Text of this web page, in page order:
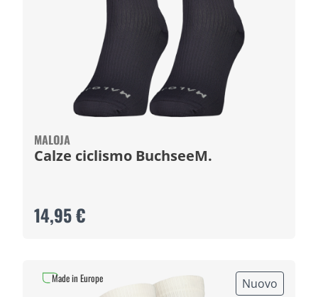
MALOJA
Calze ciclismo BuchseeM.
14,95 €
Nuovo
Made in Europe